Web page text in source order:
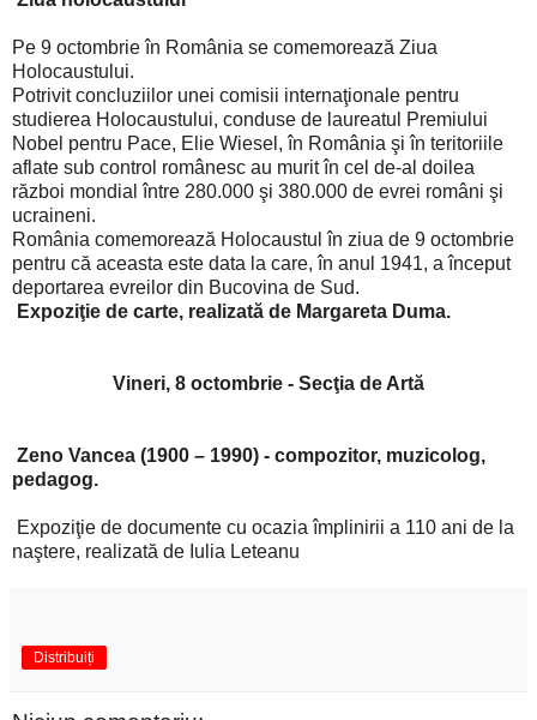
Pe 9 octombrie în România se comemorează Ziua
Holocaustului.
Potrivit concluziilor unei comisii internaţionale pentru
studierea Holocaustului, conduse de laureatul Premiului
Nobel pentru Pace, Elie Wiesel, în România şi în teritoriile
aflate sub control românesc au murit în cel de-al doilea
război mondial între 280.000 şi 380.000 de evrei români şi
ucraineni.
România comemorează Holocaustul în ziua de 9 octombrie
pentru că aceasta este data la care, în anul 1941, a început
deportarea evreilor din Bucovina de Sud.
Expoziţie de carte, realizată de Margareta Duma.
Vineri, 8 octombrie - Secţia de Artă
Zeno Vancea (1900 – 1990) - compozitor, muzicolog,
pedagog.
Expoziţie de documente cu ocazia împlinirii a 110 ani de la
naştere, realizată de Iulia Leteanu
Distribuiți